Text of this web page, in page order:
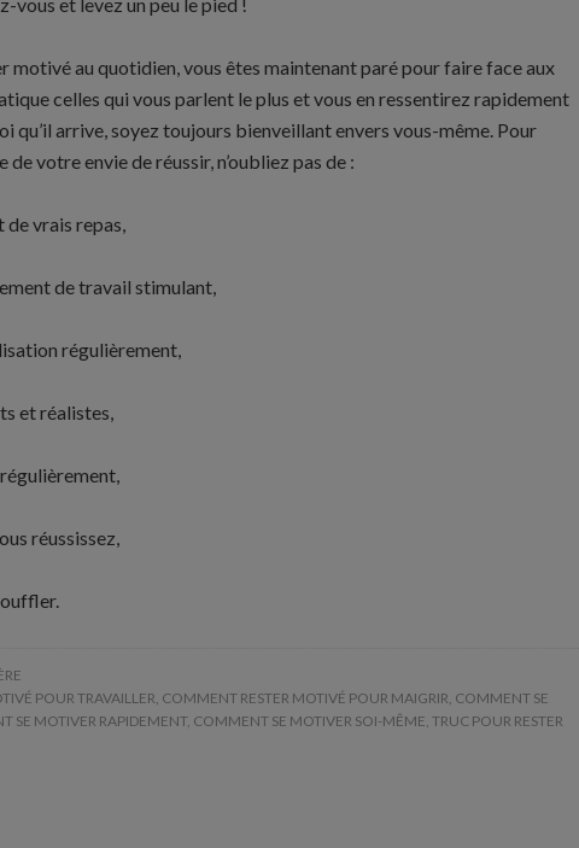
motivé au quotidien, vous êtes maintenant paré pour faire face aux
celles qui vous parlent le plus et vous en ressentirez rapidement
qu’il arrive, soyez toujours bienveillant envers vous-même. Pour
votre envie de réussir, n’oubliez pas de :
de vrais repas,
de travail stimulant,
régulièrement,
et réalistes,
réussissez,
POUR TRAVAILLER, COMMENT RESTER MOTIVÉ POUR MAIGRIR, COMMENT SE
SE MOTIVER RAPIDEMENT, COMMENT SE MOTIVER SOI-MÊME, TRUC POUR RESTER